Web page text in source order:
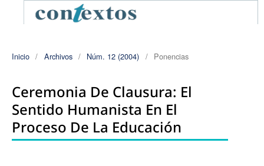
Inicio / Archivos / Núm. 12 (2004) / Ponencias
Ceremonia De Clausura: El
Sentido Humanista En El
Proceso De La Educación